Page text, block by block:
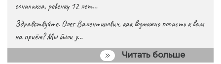
сонапакса, ребенку 12 лет…
Здравствуйте. Олег Валентинович, как возможно попасть к вам
на приём? Мы были у…
Читать больше